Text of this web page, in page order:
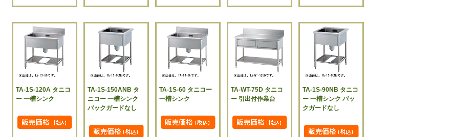
TA-1S-120A タニコ
ー 一槽シンク
TA-1S-150ANB タ
ニコー 一槽シンク
バックガードなし
TA-1S-60 タニコー
一槽シンク
TA-WT-75D タニコ
ー 引出付作業台
TA-1S-90NB タニコ
ー 一槽シンク バッ
クガードなし